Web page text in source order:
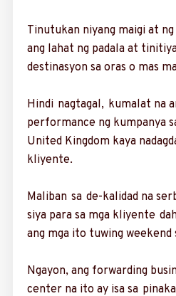
Tinutukan niyang ma­igi at
ang lahat ng padala at
destinasyon sa oras o mas
Hindi nagtagal, ku­ma­lat na
performance ng kumpanya
United Kingdom kaya
kliyente.
Maliban sa de-kalidad na
siya para sa mga kliyente
ang mga ito tuwing weekend
Ngayon, ang forwar­ding
center na ito ay isa sa